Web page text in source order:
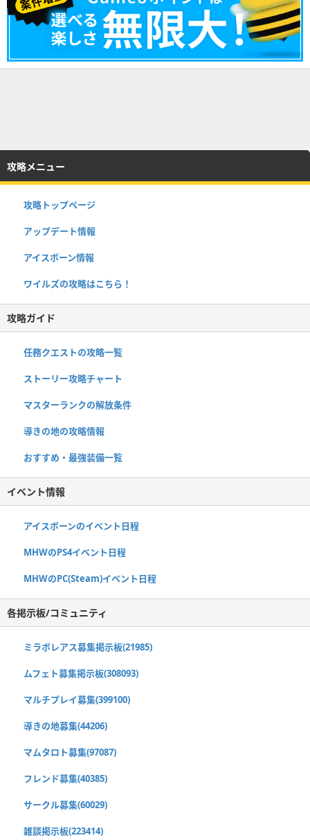
攻略メニュー
攻略トップページ
アップデート情報
アイスボーン情報
ワイルズの攻略はこちら！
攻略ガイド
任務クエストの攻略一覧
ストーリー攻略チャート
マスターランクの解放条件
導きの地の攻略情報
おすすめ・最強装備一覧
イベント情報
アイスボーンのイベント日程
MHWのPS4イベント日程
MHWのPC(Steam)イベント日程
各掲示板/コミュニティ
ミラボレアス募集掲示板(21985)
ムフェト募集掲示板(308093)
マルチプレイ募集(399100)
導きの地募集(44206)
マムタロト募集(97087)
フレンド募集(40385)
サークル募集(60029)
雑談掲示板(223414)